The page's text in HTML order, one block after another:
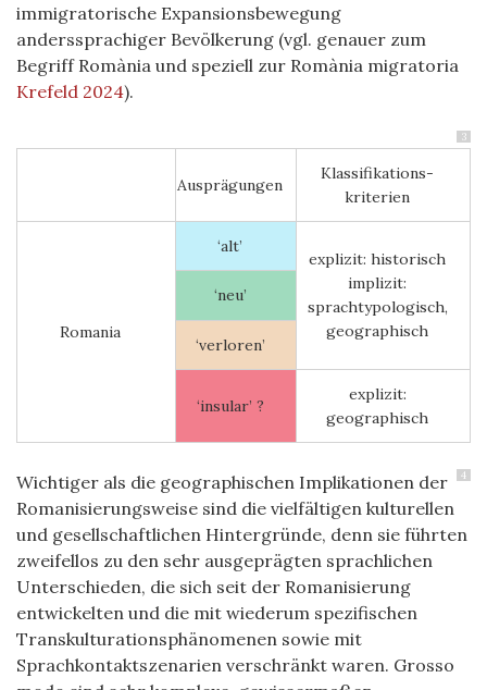
immigratorische Expansionsbewegung
anderssprachiger Bevölkerung (vgl. genauer zum
Begriff Romània und speziell zur Romània migratoria
Krefeld 2024).
3
Ausprägungen
Klassifikations-
kriterien
Romania
‘alt’
explizit: historisch
implizit:
sprachtypologisch,
geographisch
‘neu’
‘verloren’
‘insular’ ?
explizit:
geographisch
4
Wichtiger als die geographischen Implikationen der
Romanisierungsweise sind die vielfältigen kulturellen
und gesellschaftlichen Hintergründe, denn sie führten
zweifellos zu den sehr ausgeprägten sprachlichen
Unterschieden, die sich seit der Romanisierung
entwickelten und die mit wiederum spezifischen
Transkulturationsphänomenen sowie mit
Sprachkontaktszenarien verschränkt waren. Grosso